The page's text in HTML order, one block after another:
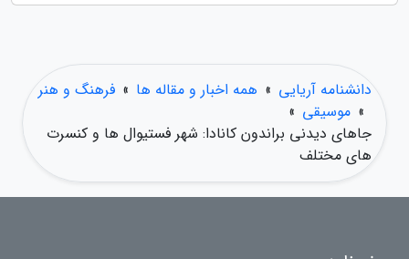
دانشنامه آریایی » همه اخبار و مقاله ها » فرهنگ و هنر
» موسیقی »
جاهای دیدنی براندون کانادا: شهر فستیوال ها و کنسرت
های مختلف